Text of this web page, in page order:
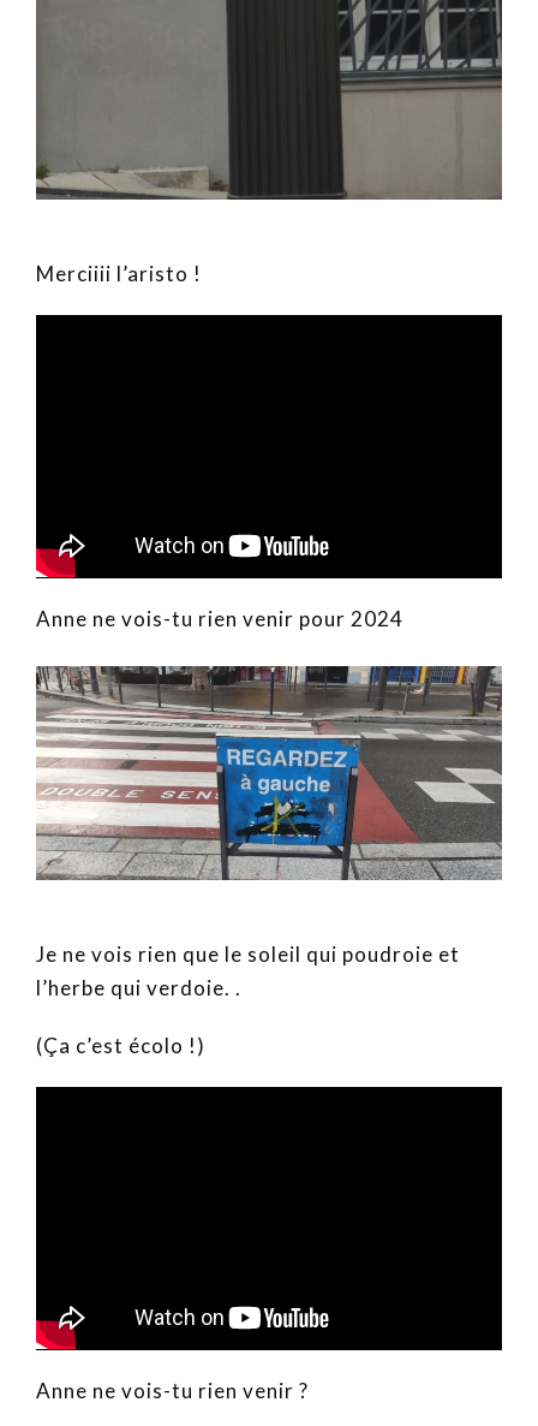
Merciiii l’aristo !
Anne ne vois-tu rien venir pour 2024
Je ne vois rien que le soleil qui poudroie et
l’herbe qui verdoie. .
(Ça c’est écolo !)
Anne ne vois-tu rien venir ?